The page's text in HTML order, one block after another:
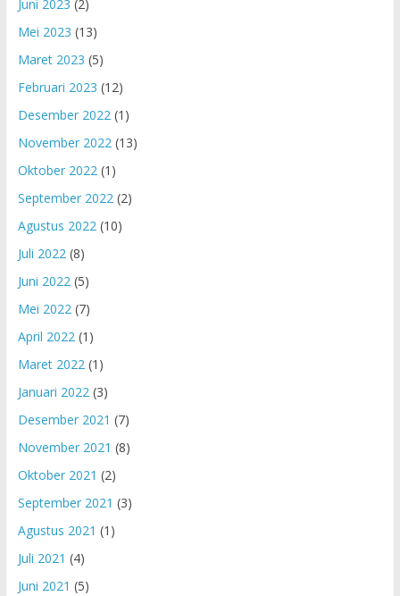
Juni 2023 (2)
Mei 2023 (13)
Maret 2023 (5)
Februari 2023 (12)
Desember 2022(1)
November 2022(13)
Oktober 2022(1)
September 2022(2)
Agustus 2022(10)
Juli 2022(8)
Juni 2022(5)
Mei 2022(7)
April 2022(1)
Maret 2022(1)
Januari 2022(3)
Desember 2021 (7)
November 2021 (8)
Oktober 2021 (2)
September 2021 (3)
Agustus 2021 (1)
Juli 2021 (4)
Juni 2021 (5)